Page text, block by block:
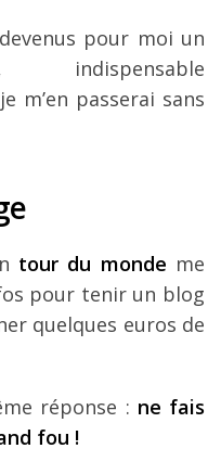
pour moi un
indispensable
m’en passerai sans
tour du monde me
pour tenir un blog
quelques euros de
réponse : ne fais
fou !